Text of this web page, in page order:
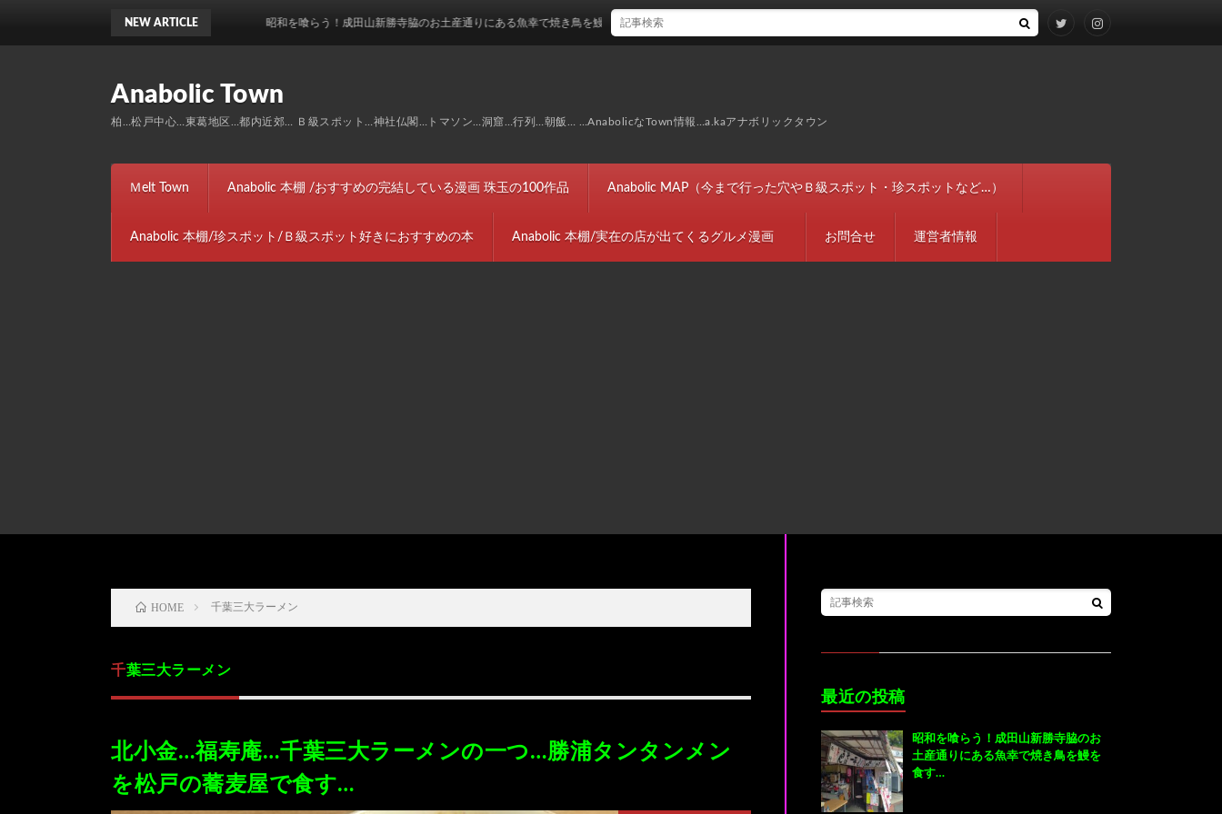
Anabolic Town
柏…松戸中心…東葛地区…都内近郊… Ｂ級スポット…神社仏閣…トマソン…洞窟…行列…朝飯… …AnabolicなTown情報…a.kaアナボリックタウン
Ｍelt Town Anabolic 本棚 /おすすめの完結している漫画 珠玉の100作品 Anabolic MAP（今まで行った穴やＢ級スポット・珍スポットなど…）
Anabolic 本棚/珍スポット/Ｂ級スポット好きにおすすめの本 Anabolic 本棚/実在の店が出てくるグルメ漫画 お問合せ 運営者情報
NEW ARTICLE 昭和を喰らう！成田山新勝寺脇のお土産通りにある魚幸で焼き鳥を鰻を食す…
HOME 千葉三大ラーメン
千葉三大ラーメン
北小金…福寿庵…千葉三大ラーメンの一つ…勝浦タンタンメン
を松戸の蕎麦屋で食す…
最近の投稿
昭和を喰らう！成田山新勝寺脇のお
土産通りにある魚幸で焼き鳥を鰻を
食す…